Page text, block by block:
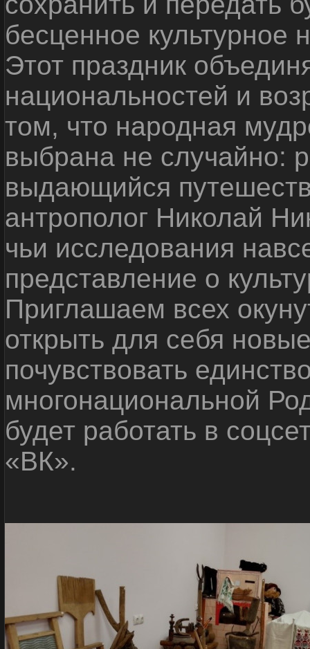
бесценное культурное
Этот праздник
национальностей и
том, что народная
выбрана не случайно:
выдающийся
антрополог Николай
чьи исследования
представление о
Приглашаем всех
открыть для себя
почувствовать
многонациональной
будет работать в
«ВК».